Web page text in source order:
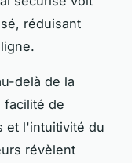
réduisant
delà de la
facilité de
et l'intuitivité du
révèlent